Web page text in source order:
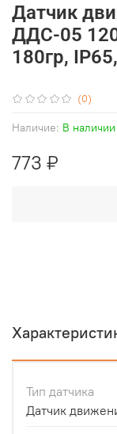
(0)
Наличие: В наличии
Датчик
ДДС-05
180гр,
773 ₽
Тип датчика
Датчик